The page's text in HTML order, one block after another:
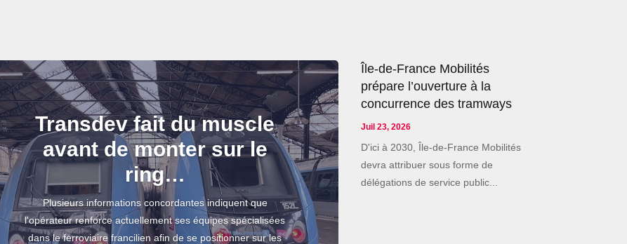
Transdev fait du muscle
avant de monter sur le
ring…
Plusieurs informations concordantes indiquent que
l'opérateur renforce actuellement ses équipes spécialisées
dans le ferroviaire francilien afin de se positionner sur les
Île-de-France Mobilités
prépare l’ouverture à la
concurrence des tramways
Juil 23, 2026
D'ici à 2030, Île-de-France Mobilités
devra attribuer sous forme de
délégations de service public...